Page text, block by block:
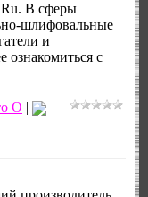
В сферы
шлифовальные
и
ознакомиться с
О |